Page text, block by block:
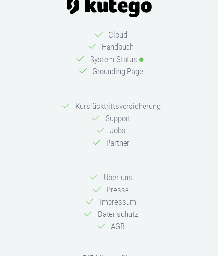
Cloud
Handbuch
System Status
Grounding Page
Kursrücktrittsversicherung
Support
Jobs
Partner
Über uns
Presse
Impressum
Datenschutz
AGB